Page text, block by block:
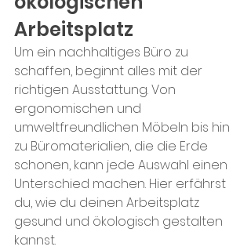
Arbeitsplatz
Um ein nachhaltiges Büro zu
schaffen, beginnt alles mit der
richtigen Ausstattung. Von
ergonomischen und
umweltfreundlichen Möbeln bis hin
zu Büromaterialien, die die Erde
schonen, kann jede Auswahl einen
Unterschied machen. Hier erfährst
du, wie du deinen Arbeitsplatz
gesund und ökologisch gestalten
kannst.